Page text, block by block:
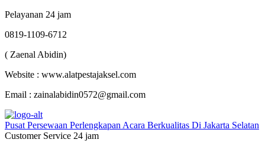
Pelayanan 24 jam
0819-1109-6712
( Zaenal Abidin)
Website : www.alatpestajaksel.com
Email : zainalabidin0572@gmail.com
Pusat Persewaan Perlengkapan Acara Berkualitas Di Jakarta Selatan
Customer Service 24 jam